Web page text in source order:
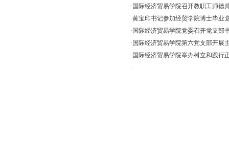
· 国际经济贸易学院召开教职工师德
·黄宝印书记参加经贸学院博士毕业
· 国际经济贸易学院党委召开党支部
· 国际经济贸易学院第六党支部开展
· 国际经济贸易学院举办树立和践行正
·